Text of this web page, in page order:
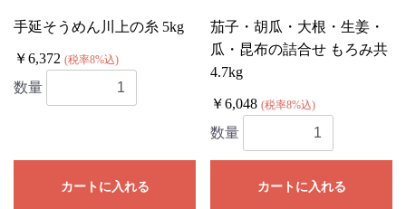
手延そうめん川上の糸 5kg
￥6,372 (税率8%込)
数量
カートに入れる
茄子・胡瓜・大根・生姜・
瓜・昆布の詰合せ もろみ共
4.7kg
￥6,048 (税率8%込)
数量
カートに入れる